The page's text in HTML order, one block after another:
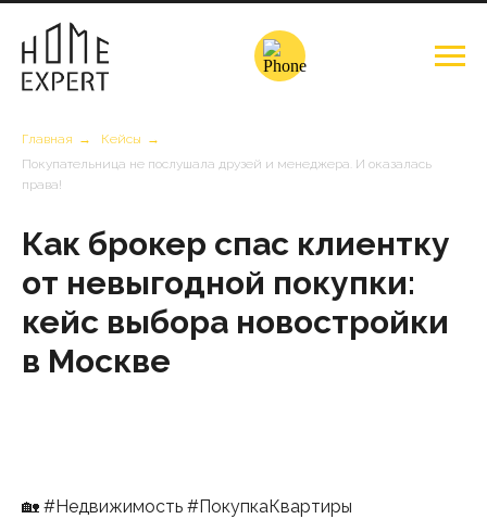
Главная → Кейсы →
Покупательница не послушала друзей и менеджера. И оказалась
права!
Как брокер спас клиентку
от невыгодной покупки:
кейс выбора новостройки
в Москве
🏡 #Недвижимость #ПокупкаКвартиры